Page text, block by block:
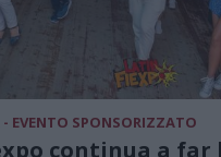
- EVENTO SPONSORIZZATO
continua a far